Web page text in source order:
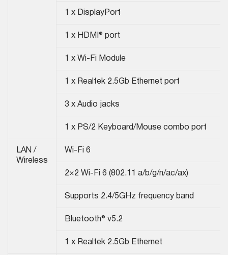
1 x DisplayPort
1 x HDMI® port
1 x Wi-Fi Module
1 x Realtek 2.5Gb Ethernet port
3 x Audio jacks
1 x PS/2 Keyboard/Mouse combo port
LAN /
Wireless
Wi-Fi 6
2×2 Wi-Fi 6 (802.11 a/b/g/n/ac/ax)
Supports 2.4/5GHz frequency band
Bluetooth® v5.2
1 x Realtek 2.5Gb Ethernet